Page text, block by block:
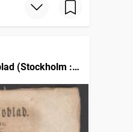
(Stockholm :